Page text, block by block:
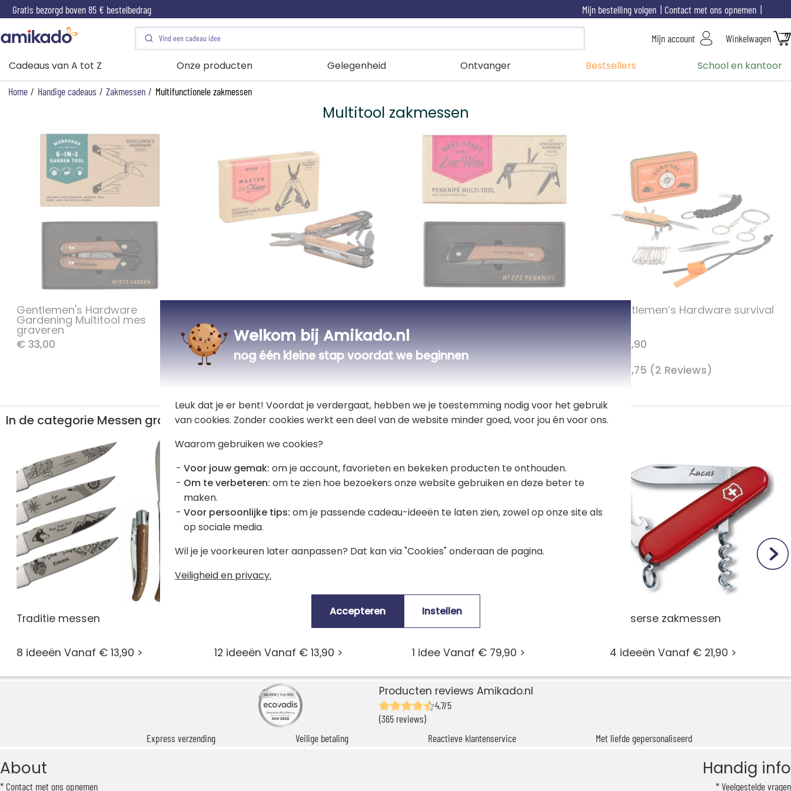
Gratis bezorgd boven 85 € bestelbedrag Contact met ons opnemen
Mijn bestelling volgen
Mijn account Winkelwagen
Cadeaus van A tot Z Onze producten Gelegenheid Ontvanger Bestsellers School en kantoor
Home / Handige cadeaus / Zakmessen / Multifunctionele zakmessen
Multitool zakmessen
Gentlemen's Hardware
Gardening Multitool mes
graveren
€ 33,00 € 33,00
Gentlemen’s Hardware survival
€ 19,90
4,75 (2 Reviews)
In de categorie Messen graveren, ontdek ook
Traditie messen
8 ideeën Vanaf € 13,90 > 12 ideeën Vanaf € 13,90 >
Laguiole messen
1 idee Vanaf € 79,90 >
Zwitserse zakmessen
4 ideeën Vanaf € 21,90 >
Producten reviews Amikado.nl
4,7/5
(365 reviews)
Express verzending
Veilige betaling Reactieve klantenservice Met liefde gepersonaliseerd
About
Contact met ons opnemen
Handig info
Veelgestelde vragen
Welkom bij Amikado.nl
nog één kleine stap voordat we beginnen
Leuk dat je er bent! Voordat je verdergaat, hebben we je toestemming nodig voor het gebruik
van cookies. Zonder cookies werkt een deel van de website minder goed, voor jou én voor ons.
Waarom gebruiken we cookies?
Voor jouw gemak: om je account, favorieten en bekeken producten te onthouden.
Om te verbeteren: om te zien hoe bezoekers onze website gebruiken en deze beter te
maken.
Voor persoonlijke tips: om je passende cadeau-ideeën te laten zien, zowel op onze site als
op sociale media.
Wil je je voorkeuren later aanpassen? Dat kan via "Cookies" onderaan de pagina.
Veiligheid en privacy.
Accepteren Instellen